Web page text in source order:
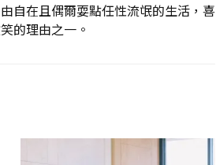
自在且偶爾耍點任性流氓的生活，喜
的理由之一。